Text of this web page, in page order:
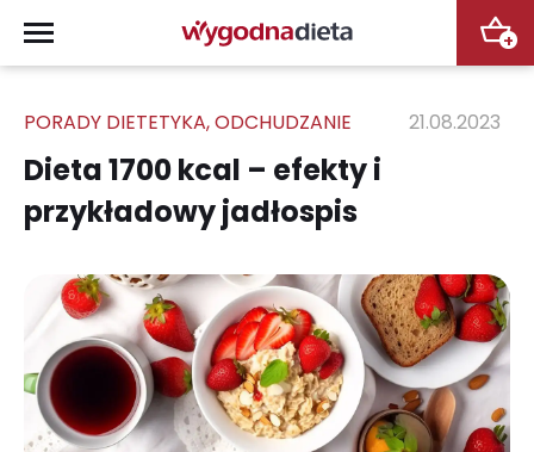
+
PORADY DIETETYKA,ODCHUDZANIE 21.08.2023
Dieta 1700 kcal – efekty i
przykładowy jadłospis